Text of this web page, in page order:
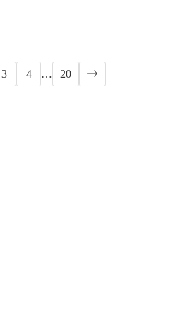
3 4 … 20